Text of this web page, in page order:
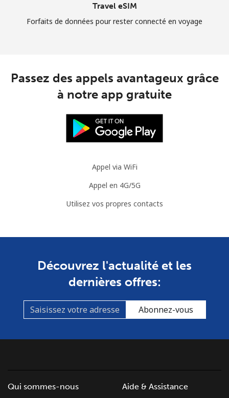
Travel eSIM
Forfaits de données pour rester connecté en voyage
Passez des appels avantageux grâce
à notre app gratuite
Appel via WiFi
Appel en 4G/5G
Utilisez vos propres contacts
Découvrez l'actualité et les
dernières offres:
Abonnez-vous
Qui sommes-nous
Aide & Assistance